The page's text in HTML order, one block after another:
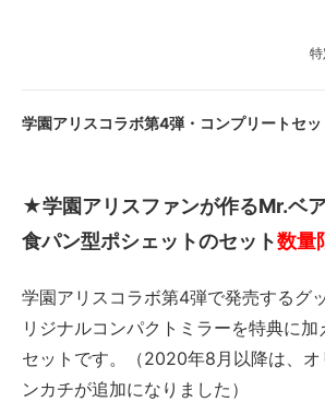
学園アリスコラボ第4弾・コンプリートセッ
★学園アリスファンが作るMr.ベ
食パン型ポシェットのセット数量
学園アリスコラボ第4弾で発売するグ
リジナルコンパクトミラーを特典に
セットです。（2020年8月以降は、
ンカチが追加になりました）